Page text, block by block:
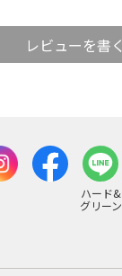
レビューを書く
ハード&
グリーン